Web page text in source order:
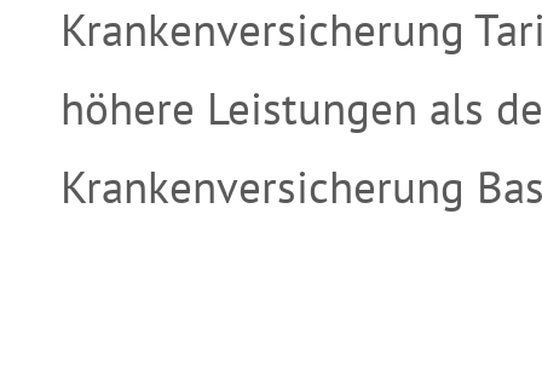
Krankenversicherung
höhere Leistungen als
Krankenversicherung